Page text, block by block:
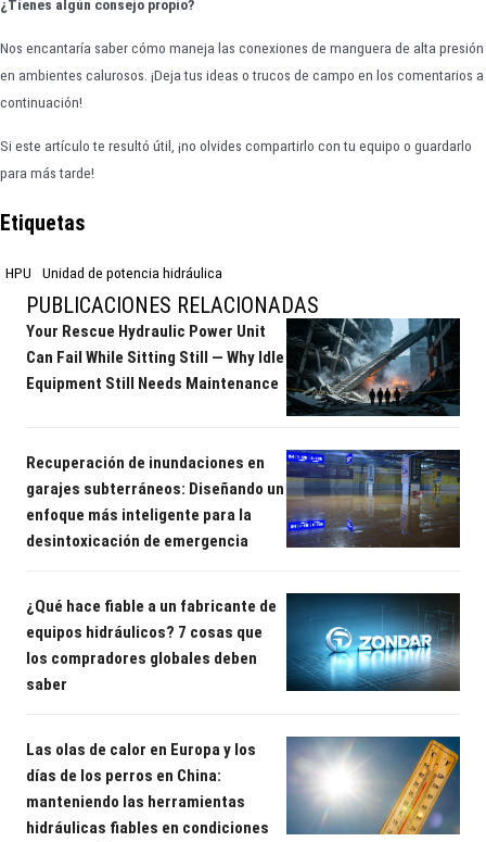
¿Tienes algún consejo propio?
Nos encantaría saber cómo maneja las conexiones de manguera de alta presión
en ambientes calurosos. ¡Deja tus ideas o trucos de campo en los comentarios a
continuación!
Si este artículo te resultó útil, ¡no olvides compartirlo con tu equipo o guardarlo
para más tarde!
Etiquetas
HPU Unidad de potencia hidráulica
PUBLICACIONES RELACIONADAS
Your Rescue Hydraulic Power Unit
Can Fail While Sitting Still — Why Idle
Equipment Still Needs Maintenance
Recuperación de inundaciones en
garajes subterráneos: Diseñando un
enfoque más inteligente para la
desintoxicación de emergencia
¿Qué hace fiable a un fabricante de
equipos hidráulicos? 7 cosas que
los compradores globales deben
saber
Las olas de calor en Europa y los
días de los perros en China:
manteniendo las herramientas
hidráulicas fiables en condiciones